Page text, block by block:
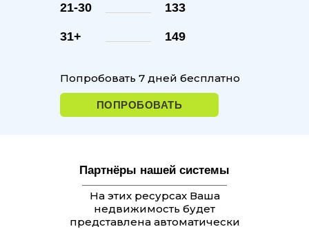
ПОПРОБОВАТЬ
Попробовать 7 дней бесплатно
21-30
31+
133
149
Партнёры нашей системы
На этих ресурсах Ваша
недвижимость будет
представлена автоматически